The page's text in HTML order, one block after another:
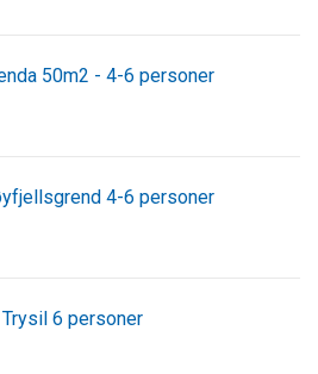
50m2 - 4-6 personer
4-6 personer
6 personer